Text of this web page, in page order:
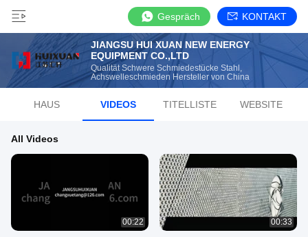
Gespräch KONTAKT
JIANGSU HUI XUAN NEW ENERGY
EQUIPMENT CO.,LTD
Qualität Schwere Schmiedestücke Stahl,
Achswelleschmieden Hersteller von China
HAUS VIDEOS TITELLISTE WEBSITE
All Videos
00:22 00:33